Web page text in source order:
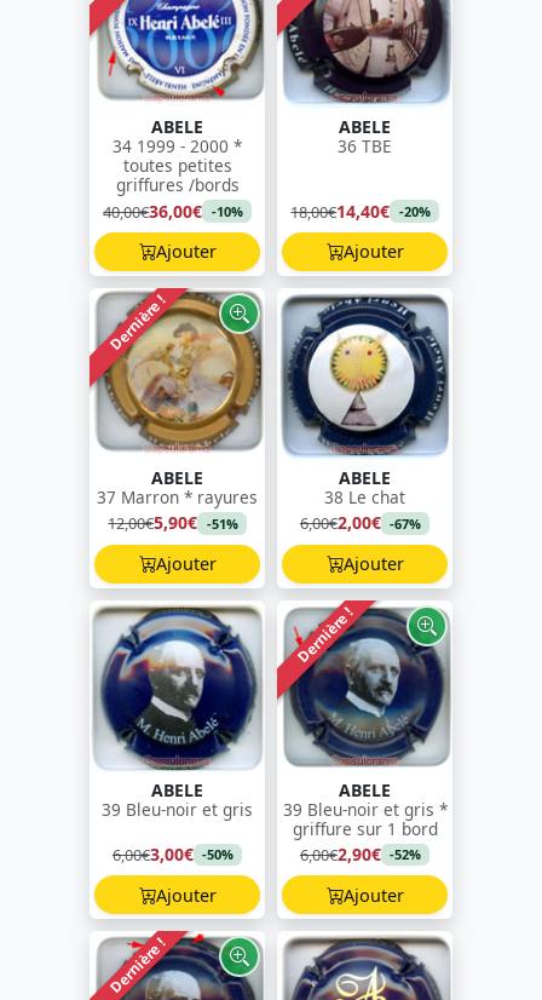
ABELE
34 1999 - 2000 *
toutes petites
griffures /bords
40,00€36,00€ -10%
Ajouter
ABELE
36 TBE
18,00€14,40€ -20%
Ajouter
Dernière !
ABELE
37 Marron * rayures
12,00€5,90€ -51%
Ajouter
ABELE
38 Le chat
6,00€2,00€ -67%
Ajouter
ABELE
39 Bleu-noir et gris
6,00€3,00€ -50%
Ajouter
Dernière !
ABELE
39 Bleu-noir et gris *
griffure sur 1 bord
6,00€2,90€ -52%
Ajouter
Dernière !